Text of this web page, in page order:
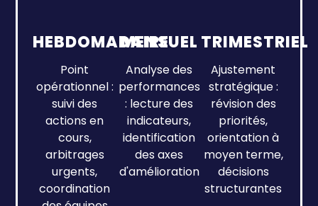
HEBDOMADAIRE
Point
opérationnel :
suivi des
actions en
cours,
arbitrages
urgents,
coordination
MENSUEL
Analyse des
performances
: lecture des
indicateurs,
identification
des axes
d'amélioration
TRIMESTRIEL
Ajustement
stratégique :
révision des
priorités,
orientation à
moyen terme,
décisions
structurantes